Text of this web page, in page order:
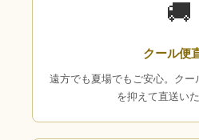
🚚
クール便
遠方でも夏場でもご安心。ク
を抑えて直送いた